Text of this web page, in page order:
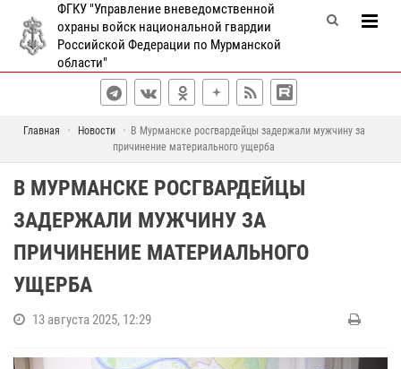
ФГКУ "Управление вневедомственной
охраны войск национальной гвардии
Российской Федерации по Мурманской
области"
Главная Новости
В Мурманске росгвардейцы задержали мужчину за
причинение материального ущерба
В МУРМАНСКЕ РОСГВАРДЕЙЦЫ
ЗАДЕРЖАЛИ МУЖЧИНУ ЗА
ПРИЧИНЕНИЕ МАТЕРИАЛЬНОГО
УЩЕРБА
13 августа 2025, 12:29